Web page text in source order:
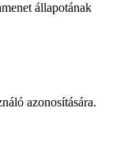
állapotának
azonosítására.